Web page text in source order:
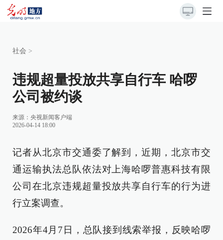
社会 >
违规超量投放共享自行车 哈啰
公司被约谈
来源： 央视新闻客户端
2026-04-14 18:00
记者从北京市交通委了解到，近期，北京市交
通运输执法总队依法对上海哈啰普惠科技有限
公司在北京违规超量投放共享自行车的行为进
行立案调查。
2026年4月7日，总队接到线索举报，反映哈啰